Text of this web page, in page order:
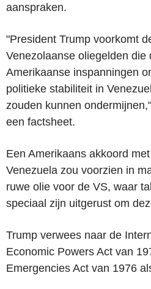
aanspraken.
"President Trump voorkomt
Venezolaanse oliegelden die
Amerikaanse inspanningen
politieke stabiliteit in
zouden kunnen
een factsheet.
Een Amerikaans akkoord
Venezuela zou voorzien in
ruwe olie voor de VS, waar
speciaal zijn uitgerust om
Trump verwees naar de
Economic Powers Act van
Emergencies Act van 1976